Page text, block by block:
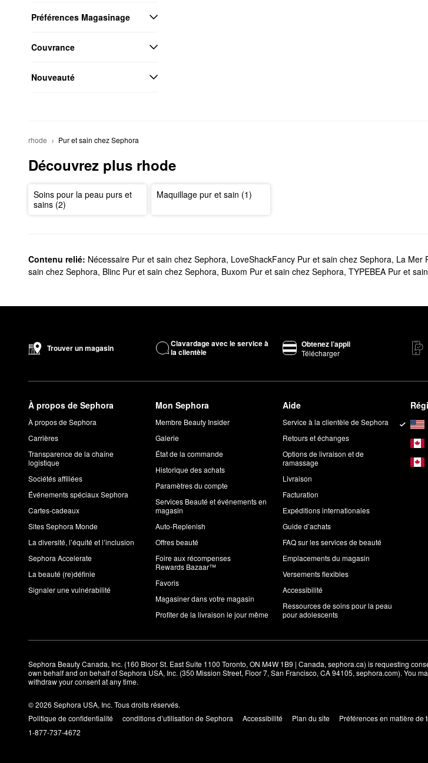
Préférences Magasinage
Couvrance
Nouveauté
rhode Pur et sain chez Sephora
Découvrez plus rhode
Soins pour la peau purs et
sains (2)
Maquillage pur et sain (1)
Contenu relié: Nécessaire Pur et sain chez Sephora, LoveShackFancy Pur et sain chez Sephora, La Mer
sain chez Sephora, Blinc Pur et sain chez Sephora, Buxom Pur et sain chez Sephora, TYPEBEA Pur et
Trouver un magasin
Clavardage avec le service à
la clientèle
Obtenez l’appli
Télécharger
À propos de Sephora
À propos de Sephora
Carrières
Transparence de la chaîne
logistique
Sociétés affiliées
Événements spéciaux Sephora
Cartes-cadeaux
Sites Sephora Monde
La diversité, l’équité et l’inclusion
Sephora Accelerate
La beauté (re)définie
Signaler une vulnérabilité
Mon Sephora
Membre Beauty Insider
Galerie
État de la commande
Historique des achats
Paramètres du compte
Services Beauté et événements en
magasin
Auto-Replenish
Offres beauté
Foire aux récompenses
Rewards Bazaar™
Favoris
Magasiner dans votre magasin
Profiter de la livraison le jour même
Aide
Service à la clientèle de Sephora
Retours et échanges
Options de livraison et de
ramassage
Livraison
Facturation
Expéditions internationales
Guide d’achats
FAQ sur les services de beauté
Emplacements du magasin
Versements flexibles
Accessibilité
Ressources de soins pour la peau
pour adolescents
Sephora Beauty Canada, Inc. (160 Bloor St. East Suite 1100 Toronto, ON M4W 1B9 | Canada, sephora.ca) is requesting
own behalf and on behalf of Sephora USA, Inc. (350 Mission Street, Floor 7, San Francisco, CA 94105, sephora.com). You
withdraw your consent at any time.
© 2026 Sephora USA, Inc. Tous droits réservés.
Politique de confidentialité
conditions d’utilisation de Sephora Accessibilité Plan du site
Préférences en matière de
1-877-737-4672